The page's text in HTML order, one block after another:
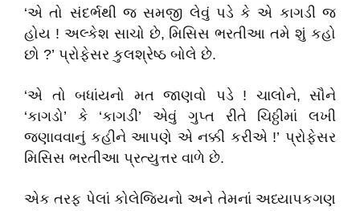
‘એ તો સંદર્ભથી જ સમજી લેવું પડે કે એ કાગડી જ
હોય ! અલ્કેશ સાચો છે, મિસિસ ભરતીઆ તમે શું કહો
છો ?’ પ્રોફેસર કુલશ્રેષ્ઠ બોલે છે.
‘એ તો બધાંયનો મત જાણવો પડ ે ! ચાલોને, સૌને
‘કાગડો’ કે ‘કાગડી’એવું ગુપ્ત રીતે ચિઠ્ઠીમાં લખી
જણાવવાનું કહીને આપણે એ નક્કી કરીએ !’પ્રોફેસર
મિસિસ ભરતીઆ પ્રત્યુત્તર વાળે છે.
એક તરફ પેલાં કોલેજિયનો અને તેમનાં અધ્યાપકગણ